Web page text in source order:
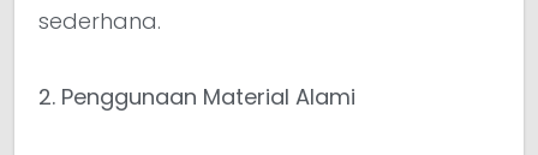
sederhana.
2. Penggunaan Material Alami